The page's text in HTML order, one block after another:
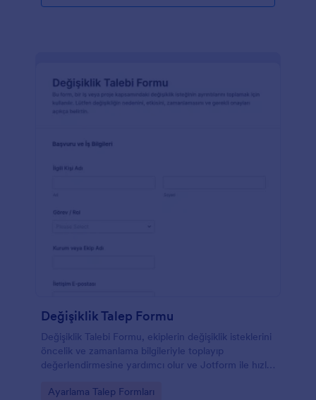
Değişiklik Talep Formu
Değişiklik Talebi Formu, ekiplerin değişiklik isteklerini
öncelik ve zamanlama bilgileriyle toplayıp
değerlendirmesine yardımcı olur ve Jotform ile hızlı
Go to Category:
Ayarlama Talep Formları